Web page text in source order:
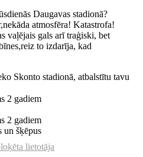
Daugavas stadionā?
atmosfēra! Katastrofa!
vaļējais gals arī traģiski, bet
to izdarīja, kad
Skonto stadionā, atbalstītu tavu
2 gadiem
2 gadiem
un šķēpus
lietotāja